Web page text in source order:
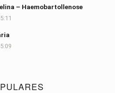
– Haemobartollenose